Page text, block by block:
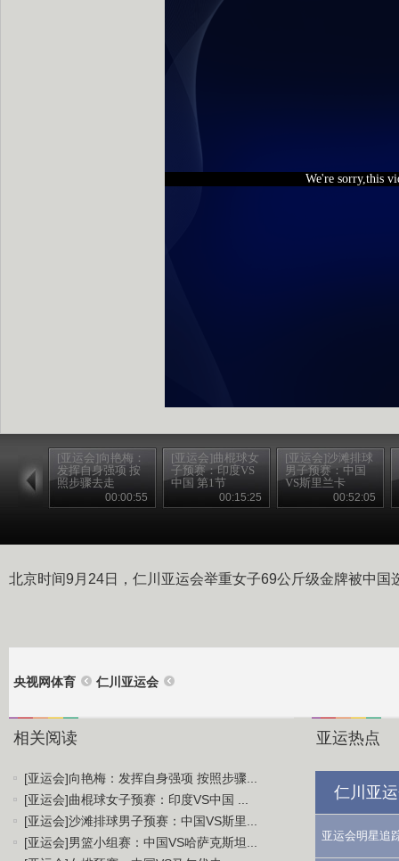
We're sorry,this
[亚运会]向艳梅：
发挥自身强项 按
照步骤去走
00:00:55
[亚运会]曲棍球女
子预赛：印度VS
中国 第1节
00:15:25
[亚运会]沙滩排球
男子预赛：中国
VS斯里兰卡
00:52:05
北京时间9月24日，仁川亚运会举重女子69公斤级金牌被中国
央视网体育 仁川亚运会
相关阅读
[亚运会]向艳梅：发挥自身强项 按照步骤...
[亚运会]曲棍球女子预赛：印度VS中国 ...
[亚运会]沙滩排球男子预赛：中国VS斯里...
[亚运会]男篮小组赛：中国VS哈萨克斯坦...
亚运热点
仁川亚
亚运会明星追